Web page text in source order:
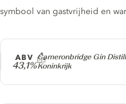
Producer
Cameronbridge Gin
Koninkrijk
ABV
43,1%
symbool van gastvrijheid en